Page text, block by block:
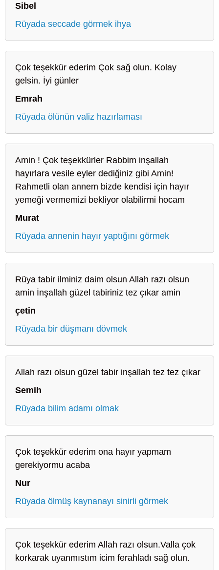
Sibel
Rüyada seccade görmek ihya
Çok teşekkür ederim Çok sağ olun. Kolay
gelsin. İyi günler
Emrah
Rüyada ölünün valiz hazırlaması
Amin ! Çok teşekkürler Rabbim inşallah
hayırlara vesile eyler dediğiniz gibi Amin!
Rahmetli olan annem bizde kendisi için hayır
yemeği vermemizi bekliyor olabilirmi hocam
Murat
Rüyada annenin hayır yaptığını görmek
Rüya tabir ilminiz daim olsun Allah razı olsun
amin İnşallah güzel tabiriniz tez çıkar amin
çetin
Rüyada bir düşmanı dövmek
Allah razı olsun güzel tabir inşallah tez tez çıkar
Semih
Rüyada bilim adamı olmak
Çok teşekkür ederim ona hayır yapmam
gerekiyormu acaba
Nur
Rüyada ölmüş kaynanayı sinirli görmek
Çok teşekkür ederim Allah razı olsun.Valla çok
korkarak uyanmıstım icim ferahladı sağ olun.